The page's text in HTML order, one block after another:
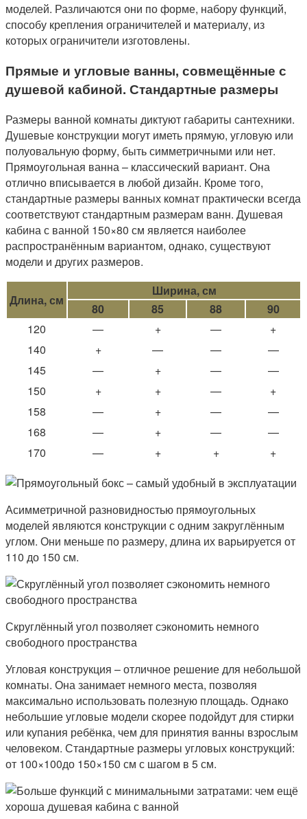
моделей. Различаются они по форме, набору функций,
способу крепления ограничителей и материалу, из
которых ограничители изготовлены.
Прямые и угловые ванны, совмещённые с
душевой кабиной. Стандартные размеры
Размеры ванной комнаты диктуют габариты сантехники.
Душевые конструкции могут иметь прямую, угловую или
полуовальную форму, быть симметричными или нет.
Прямоугольная ванна – классический вариант. Она
отлично вписывается в любой дизайн. Кроме того,
стандартные размеры ванных комнат практически всегда
соответствуют стандартным размерам ванн. Душевая
кабина с ванной 150×80 см является наиболее
распространённым вариантом, однако, существуют
модели и других размеров.
Длина, см
Ширина, см
80
85 88
90
120
— + —
+
140
+ — —
—
145
— + —
—
150
+ + —
+
158
— + —
—
168
— + —
—
170
— + + +
Асимметричной разновидностью прямоугольных
моделей являются конструкции с одним закруглённым
углом. Они меньше по размеру, длина их варьируется от
110 до 150 см.
Скруглённый угол позволяет сэкономить немного
свободного пространства
Угловая конструкция – отличное решение для небольшой
комнаты. Она занимает немного места, позволяя
максимально использовать полезную площадь. Однако
небольшие угловые модели скорее подойдут для стирки
или купания ребёнка, чем для принятия ванны взрослым
человеком. Стандартные размеры угловых конструкций:
от 100×100до 150×150 см с шагом в 5 см.